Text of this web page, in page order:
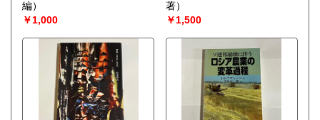
編）
￥1,000
著）
￥1,500